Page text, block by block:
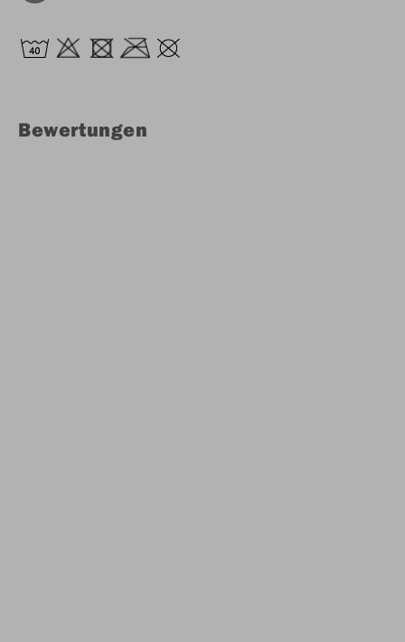
Bewertungen